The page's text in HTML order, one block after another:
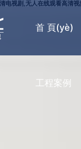
电视剧,无人在线观看高清
首 頁(yè)
工程案例